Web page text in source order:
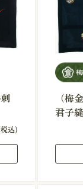
込)
（梅
君子